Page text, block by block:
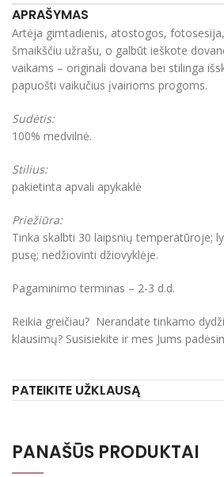
APRAŠYMAS
Artėja gimtadienis, atostogos,
šmaikščiu užrašu, o galbūt ieškote
vaikams – originali dovana bei stilinga
papuošti vaikučius įvairioms progoms.
Sudėtis:
100% medvilnė.
Stilius:
pakietinta apvali apykaklė
Priežiūra:
Tinka skalbti 30 laipsnių temperatūroje;
pusę; nedžiovinti džiovyklėje.
Pagaminimo terminas – 2-3 d.d.
Reikia greičiau? Nerandate tinkamo
klausimų? Susisiekite ir mes Jums
PATEIKITE UŽKLAUSĄ
PANAŠŪS PRODUKTAI